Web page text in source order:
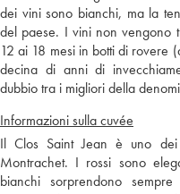
dei vini sono bianchi, ma la
del paese. I vini non vengono
12 ai 18 mesi in botti di rovere
decina di anni di
dubbio tra i migliori della
Informazioni sulla cuvée
Il Clos Saint Jean è uno
Montrachet. I rossi sono
bianchi sorprendono